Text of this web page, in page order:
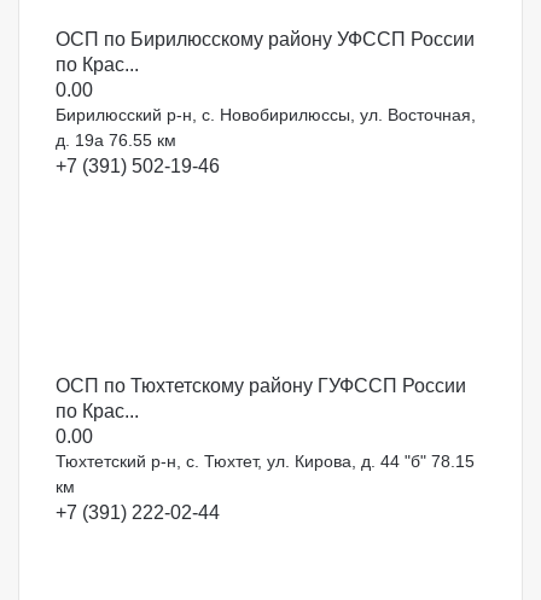
ОСП по Бирилюсскому району УФССП России
по Крас...
0.00
Бирилюсский р-н, с. Новобирилюссы, ул. Восточная,
д. 19а 76.55 км
+7 (391) 502-19-46
ОСП по Тюхтетскому району ГУФССП России
по Крас...
0.00
Тюхтетский р-н, с. Тюхтет, ул. Кирова, д. 44 "б" 78.15
км
+7 (391) 222-02-44